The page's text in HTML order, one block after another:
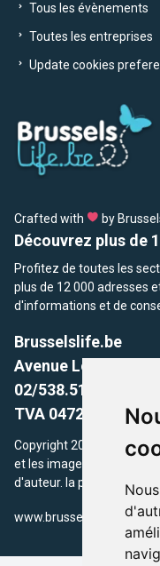
Tous les évènements
Toutes les entreprises
Update cookies
Crafted with by
Découvrez plus de
Profitez de toutes les
plus de 12 000 adresses
d'informations et de
Brusselslife.be
Avenue Louise, 500
02/538.51.49.
TVA 0472.281.221
Copyright 2026 ©
et les images utilisés sur
d'auteur. la propriétaires
www.brusselsLife.be/